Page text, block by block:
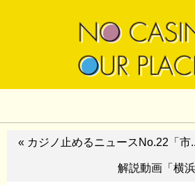
« カジノ止めるニュースNo.22「市
解説動画「横